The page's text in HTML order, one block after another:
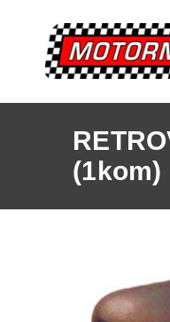
(1kom)